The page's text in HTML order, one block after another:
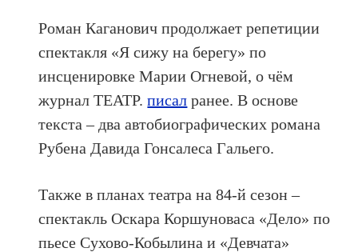
Роман Каганович продолжает репетиции
спектакля «Я сижу на берегу» по
инсценировке Марии Огневой, о чём
журнал ТЕАТР.писал ранее. В основе
текста – два автобиографических романа
Рубена Давида Гонсалеса Гальего.
Также в планах театра на 84-й сезон –
спектакль Оскара Коршуноваса «Дело» по
пьесе Сухово-Кобылина и «Девчата»